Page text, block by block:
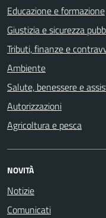
Educazione e formazione
Giustizia e sicurezza
Tributi, finanze e
Ambiente
Salute, benessere e
Autorizzazioni
Agricoltura e pesca
NOVITÀ
Notizie
Comunicati